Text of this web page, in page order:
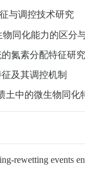
与调控技术研究
同化能力的区分
氮素分配特征研究
及其调控机制
土中的微生物同化
rewetting events